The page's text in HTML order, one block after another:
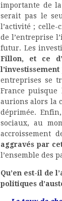
importante de
serait pas le
l’activité ; celle-
de l’entreprise
futur. Les
Fillon, et ce
entreprises se
France puisque
aurions alors la
déprimée.
sociaux, au
accroissement
aggravés par
l’ensemble des
Qu’en est-il de
politiques